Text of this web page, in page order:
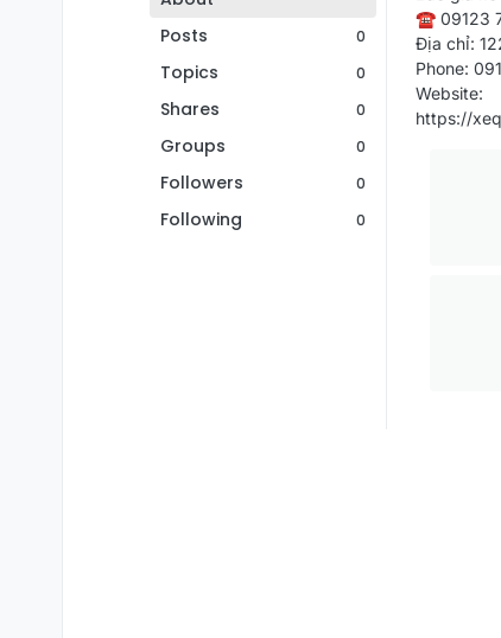
Posts
0
Topics 0
Shares 0
Groups 0
Followers 0
Following 0
☎️ 09123
Địa chỉ:
Phone:
Website:
https://